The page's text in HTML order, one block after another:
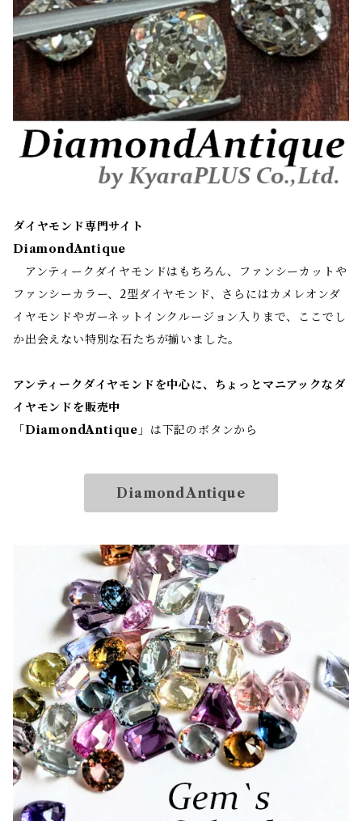
ダイヤモンド専門サイト
DiamondAntique
アンティークダイヤモンドはもちろん、ファンシーカットや
ファンシーカラー、2型ダイヤモンド、さらにはカメレオンダ
イヤモンドやガーネットインクルージョン入りまで、ここでし
か出会えない特別な石たちが揃いました。
アンティークダイヤモンドを中心に、ちょっとマニアックなダ
イヤモンドを販売中
「DiamondAntique 」は下記のボタンから
DiamondAntique